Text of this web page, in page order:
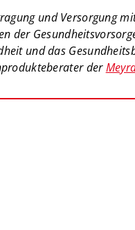
und Versorgung
der
und das
der